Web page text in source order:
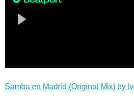
Samba en Madrid (Original Mix) by